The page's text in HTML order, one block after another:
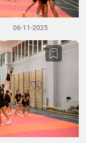
06-11-2025